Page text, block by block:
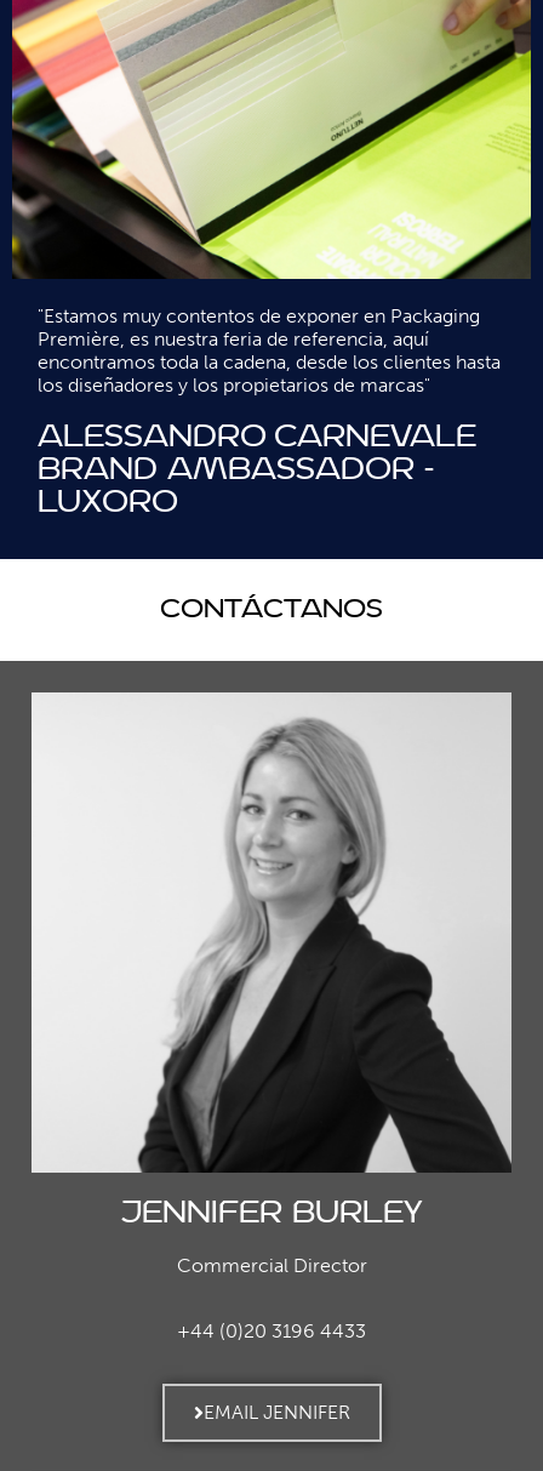
"Estamos muy contentos de exponer en Packaging
Première, es nuestra feria de referencia, aquí
encontramos toda la cadena, desde los clientes hasta
los diseñadores y los propietarios de marcas"
Alessandro Carnevale
Brand Ambassador -
Luxoro
Contáctanos
Jennifer Burley
Commercial Director
+44 (0)20 3196 4433
EMAIL JENNIFER